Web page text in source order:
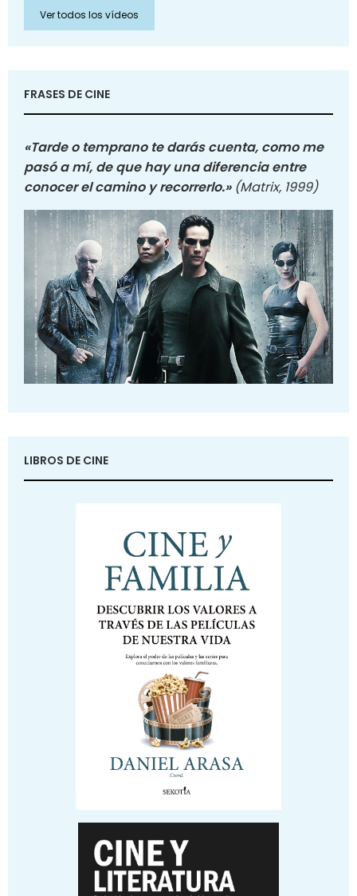
Ver todos los vídeos
FRASES DE CINE
«Tarde o temprano te darás cuenta, como me
pasó a mí, de que hay una diferencia entre
conocer el camino y recorrerlo.» (Matrix, 1999)
LIBROS DE CINE